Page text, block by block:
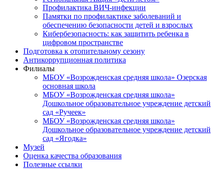
Профилактика ВИЧ-инфекции
Памятки по профилактике заболеваний и
обеспечению безопасности детей и взрослых
Кибербезопасность: как защитить ребенка в
цифровом пространстве
Подготовка к отопительному сезону
Антикоррупционная политика
Филиалы
МБОУ «Возрожденская средняя школа» Озерская
основная школа
МБОУ «Возрожденская средняя школа»
Дошкольное образовательное учреждение детский
сад «Ручеек»
МБОУ «Возрожденская средняя школа»
Дошкольное образовательное учреждение детский
сад «Ягодка»
Музей
Оценка качества образования
Полезные ссылки